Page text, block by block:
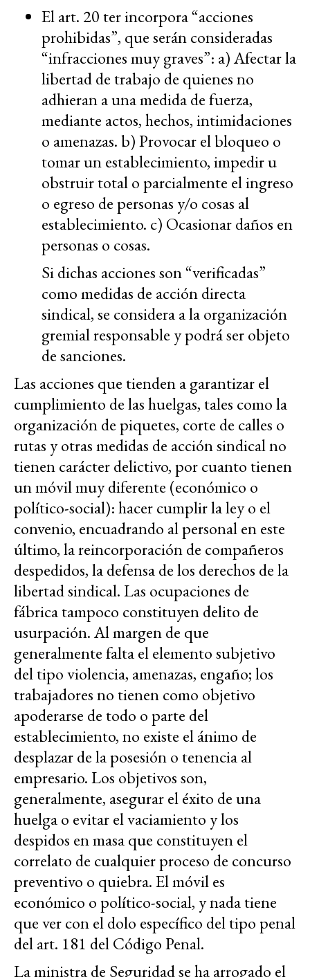
El art. 20 ter incorpora “acciones
prohibidas”, que serán consideradas
“infracciones muy graves”: a) Afectar la
libertad de trabajo de quienes no
adhieran a una medida de fuerza,
mediante actos, hechos, intimidaciones
o amenazas. b) Provocar el bloqueo o
tomar un establecimiento, impedir u
obstruir total o parcialmente el ingreso
o egreso de personas y/o cosas al
establecimiento. c) Ocasionar daños en
personas o cosas.
Si dichas acciones son “verificadas”
como medidas de acción directa
sindical, se considera a la organización
gremial responsable y podrá ser objeto
de sanciones.
Las acciones que tienden a garantizar el
cumplimiento de las huelgas, tales como la
organización de piquetes, corte de calles o
rutas y otras medidas de acción sindical no
tienen carácter delictivo, por cuanto tienen
un móvil muy diferente (económico o
político-social): hacer cumplir la ley o el
convenio, encuadrando al personal en este
último, la reincorporación de compañeros
despedidos, la defensa de los derechos de la
libertad sindical. Las ocupaciones de
fábrica tampoco constituyen delito de
usurpación. Al margen de que
generalmente falta el elemento subjetivo
del tipo violencia, amenazas, engaño; los
trabajadores no tienen como objetivo
apoderarse de todo o parte del
establecimiento, no existe el ánimo de
desplazar de la posesión o tenencia al
empresario. Los objetivos son,
generalmente, asegurar el éxito de una
huelga o evitar el vaciamiento y los
despidos en masa que constituyen el
correlato de cualquier proceso de concurso
preventivo o quiebra. El móvil es
económico o político-social, y nada tiene
que ver con el dolo específico del tipo penal
del art. 181 del Código Penal.
La ministra de Seguridad se ha arrogado el